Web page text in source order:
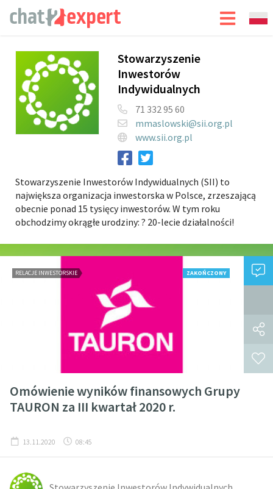
Stowarzyszenie
Inwestorów
Indywidualnych
71 332 95 60
mmaslowski@sii.org.pl
www.sii.org.pl
Stowarzyszenie Inwestorów Indywidualnych (SII) to
największa organizacja inwestorska w Polsce, zrzeszającą
obecnie ponad 15 tysięcy inwestorów. W tym roku
obchodzimy okrągłe urodziny: ? 20-lecie działalności!
RELACJE INWESTORSKIE ZAKOŃCZONY
Omówienie wyników finansowych Grupy
TAURON za III kwartał 2020 r.
13.11.2020 08:45